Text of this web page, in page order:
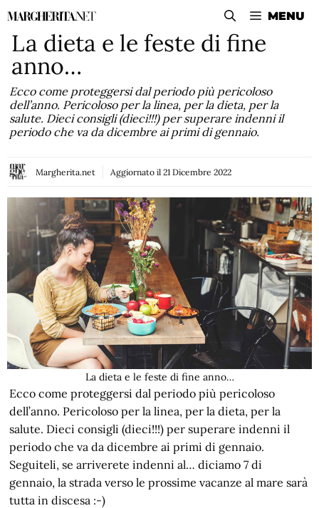
Vai
contenuto
MENU
La dieta e le feste di fine
anno…
Ecco come proteggersi dal periodo più pericoloso
dell’anno. Pericoloso per la linea, per la dieta, per la
salute. Dieci consigli (dieci!!!) per superare indenni il
periodo che va da dicembre ai primi di gennaio.
Margherita.net Aggiornato il 21 Dicembre 2022
La dieta e le feste di fine anno…
Ecco come proteggersi dal periodo più pericoloso
dell’anno. Pericoloso per la linea, per la dieta, per la
salute. Dieci consigli (dieci!!!) per superare indenni il
periodo che va da dicembre ai primi di gennaio.
Seguiteli, se arriverete indenni al… diciamo 7 di
gennaio, la strada verso le prossime vacanze al mare sarà
tutta in discesa :-)